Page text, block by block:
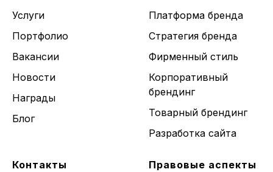
Услуги
Портфолио
Вакансии
Новости
Награды
Блог
Платформа бренда
Стратегия бренда
Фирменный стиль
Корпоративный
брендинг
Товарный брендинг
Разработка сайта
Контакты
Правовые аспекты